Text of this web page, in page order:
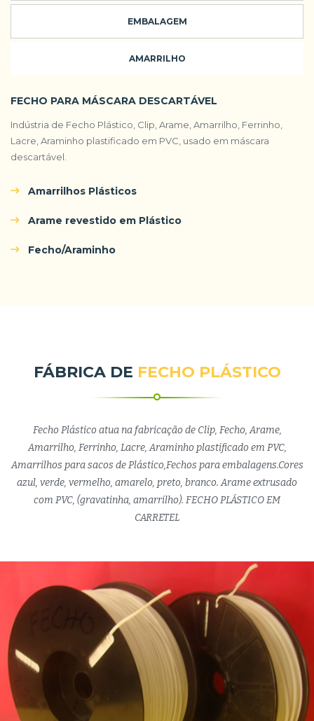
EMBALAGEM
AMARRILHO
FECHO PARA MÁSCARA DESCARTÁVEL
Indústria de Fecho Plástico, Clip, Arame, Amarrilho, Ferrinho,
Lacre, Araminho plastificado em PVC, usado em máscara
descartável.
Amarrilhos Plásticos
Arame revestido em Plástico
Fecho/Araminho
FÁBRICA DE FECHO PLÁSTICO
Fecho Plástico atua na fabricação de Clip, Fecho, Arame,
Amarrilho, Ferrinho, Lacre, Araminho plastificado em PVC,
Amarrilhos para sacos de Plástico,Fechos para embalagens.Cores
azul, verde, vermelho, amarelo, preto, branco. Arame extrusado
com PVC, (gravatinha, amarrilho). FECHO PLÁSTICO EM
CARRETEL